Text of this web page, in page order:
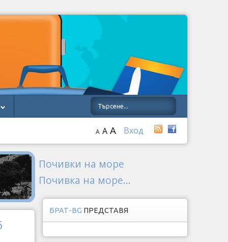
Вход
A A A
Почивки на море
Почивка на море...
БРАТ-BG ПРЕДСТАВЯ